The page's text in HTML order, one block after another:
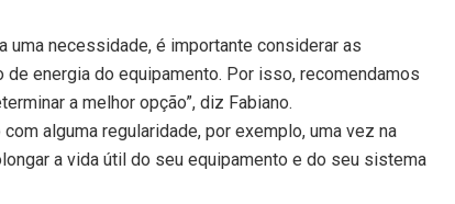
uma necessidade, é importante considerar as
energia do equipamento. Por isso, recomendamos
a melhor opção”, diz Fabiano.
alguma regularidade, por exemplo, uma vez na
a vida útil do seu equipamento e do seu sistema